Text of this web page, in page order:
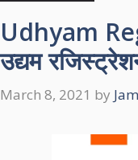
Udhyam
उद्यम
March 8, 2021 by